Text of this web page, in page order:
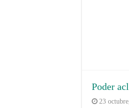
Poder
23